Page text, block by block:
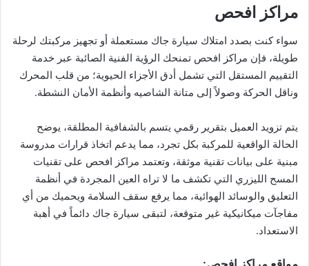
​مراكز افحص
​سواء كنت بصدد امتلاك سيارة جاك مستعملة أو تجهيز مركبتك لرحلة
طويلة، فإن مراكز افحص تمنحك الرؤية الفنية الصائبة عبر خدمة
التقييم المستقل التي تشمل أدق الأجزاء الحيوية؛ من قلب المحرك
وناقل الحركة وصولاً إلى متانة الشاصيه وأنظمة الأمان النشطة.
​يتم تزويد العميل بتقرير رقمي يتسم بالشفافية المطلقة، يوضح
الحالة الواقعية للمركبة بكل تجرد، مما يدعم اتخاذ قرارات مدروسة
مبنية على بيانات تقنية موثقة، وتعتمد مراكز افحص على تقنيات
المسح الليزري التي تكشف ما لا تراه العين المجردة في أنظمة
التعليق والوسائد الهوائية، مما يرفع سقف السلامة ويحميك من أي
مفاجآت ميكانيكية غير متوقعة، لتبقى سيارة جاك دائماً في أهبة
الاستعداد.